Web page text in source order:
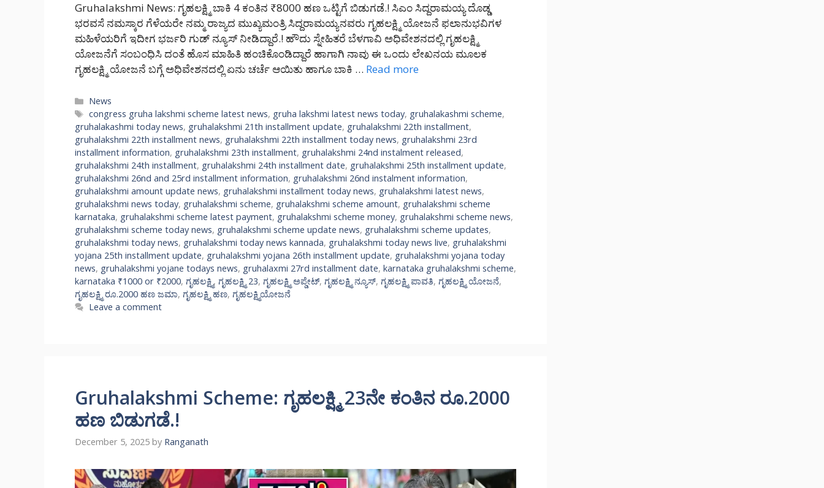
Gruhalakshmi News: ಗೃಹಲಕ್ಷ್ಮಿ ಬಾಕಿ 4 ಕಂತಿನ ₹8000 ಹಣ ಒಟ್ಟಿಗೆ ಬಿಡುಗಡೆ.! ಸಿಎಂ ಸಿದ್ದರಾಮಯ್ಯ ದೊಡ್ಡ
ಭರವಸೆ ನಮಸ್ಕಾರ ಗೆಳೆಯರೇ ನಮ್ಮ ರಾಜ್ಯದ ಮುಖ್ಯಮಂತ್ರಿ ಸಿದ್ದರಾಮಯ್ಯನವರು ಗೃಹಲಕ್ಷ್ಮಿ ಯೋಜನೆ ಫಲಾನುಭವಿಗಳ
ಮಹಿಳೆಯರಿಗೆ ಇದೀಗ ಭರ್ಜರಿ ಗುಡ್ ನ್ಯೂಸ್ ನೀಡಿದ್ದಾರೆ.! ಹೌದು ಸ್ನೇಹಿತರೆ ಬೆಳಗಾವಿ ಅಧಿವೇಶನದಲ್ಲಿ ಗೃಹಲಕ್ಷ್ಮಿ
ಯೋಜನೆಗೆ ಸಂಬಂಧಿಸಿ ದಂತೆ ಹೊಸ ಮಾಹಿತಿ ಹಂಚಿಕೊಂಡಿದ್ದಾರೆ ಹಾಗಾಗಿ ನಾವು ಈ ಒಂದು ಲೇಖನಯ ಮೂಲಕ
ಗೃಹಲಕ್ಷ್ಮಿ ಯೋಜನೆ ಬಗ್ಗೆ ಅಧಿವೇಶನದಲ್ಲಿ ಏನು ಚರ್ಚೆ ಆಯಿತು ಹಾಗೂ ಬಾಕಿ … Read more
Categories
News
Tags
congress gruha lakshmi scheme latest news, gruha lakshmi latest news today, gruhalakashmi scheme,
gruhalakashmi today news, gruhalakshmi 21th installment update, gruhalakshmi 22th installment,
gruhalakshmi 22th installment news, gruhalakshmi 22th installment today news, gruhalakshmi 23rd
installment information, gruhalakshmi 23th installment, gruhalakshmi 24nd instalment released,
gruhalakshmi 24th installment, gruhalakshmi 24th installment date, gruhalakshmi 25th installment update,
gruhalakshmi 26nd and 25rd installment information, gruhalakshmi 26nd instalment information,
gruhalakshmi amount update news, gruhalakshmi installment today news, gruhalakshmi latest news,
gruhalakshmi news today, gruhalakshmi scheme, gruhalakshmi scheme amount, gruhalakshmi scheme
karnataka, gruhalakshmi scheme latest payment, gruhalakshmi scheme money, gruhalakshmi scheme news,
gruhalakshmi scheme today news, gruhalakshmi scheme update news, gruhalakshmi scheme updates,
gruhalakshmi today news, gruhalakshmi today news kannada, gruhalakshmi today news live, gruhalakshmi
yojana 25th installment update, gruhalakshmi yojana 26th installment update, gruhalakshmi yojana today
news, gruhalakshmi yojane todays news, gruhalaxmi 27rd installment date, karnataka gruhalakshmi scheme,
karnataka ₹1000 or ₹2000, ಗೃಹಲಕ್ಷ್ಮಿ, ಗೃಹಲಕ್ಷ್ಮಿ 23, ಗೃಹಲಕ್ಷ್ಮಿ ಅಪ್ಡೇಟ್, ಗೃಹಲಕ್ಷ್ಮಿ ನ್ಯೂಸ್, ಗೃಹಲಕ್ಷ್ಮಿ ಪಾವತಿ, ಗೃಹಲಕ್ಷ್ಮಿ ಯೋಜನೆ,
ಗೃಹಲಕ್ಷ್ಮಿ ರೂ.2000 ಹಣ ಜಮಾ, ಗೃಹಲಕ್ಷ್ಮಿ ಹಣ, ಗೃಹಲಕ್ಷ್ಮಿಯೋಜನೆ
Leave a comment
Gruhalakshmi Scheme: ಗೃಹಲಕ್ಷ್ಮಿ 23ನೇ ಕಂತಿನ ರೂ.2000
ಹಣ ಬಿಡುಗಡೆ.!
December 5, 2025 by Ranganath